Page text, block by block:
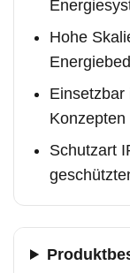
Hohe
Einsetzbar
Konzepten
Schutzart